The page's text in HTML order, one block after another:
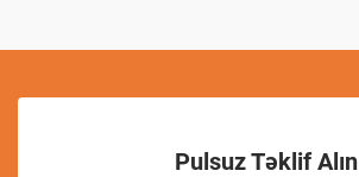
Pulsuz Təklif Alın